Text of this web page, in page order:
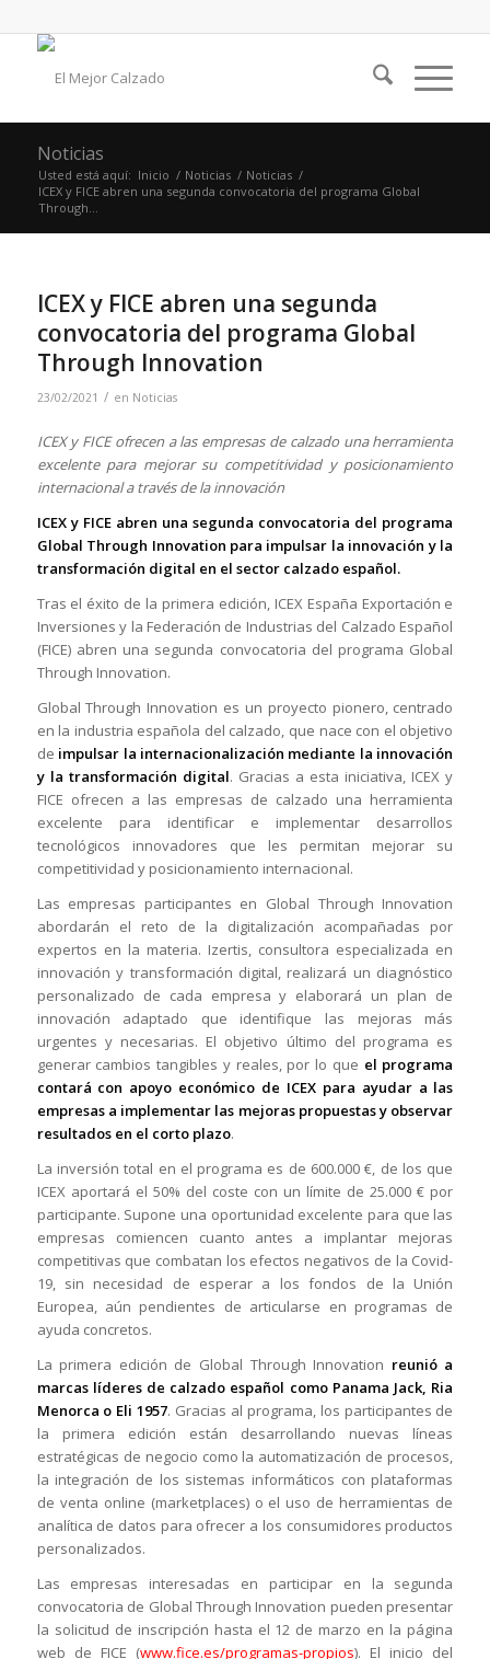
Noticias
Usted está aquí: Inicio / Noticias / Noticias /
ICEX y FICE abren una segunda convocatoria del programa Global
Through...
ICEX y FICE abren una segunda
convocatoria del programa Global
Through Innovation
23/02/2021 / en Noticias
ICEX y FICE ofrecen a las empresas de calzado una herramienta
excelente para mejorar su competitividad y posicionamiento
internacional a través de la innovación
ICEX y FICE abren una segunda convocatoria del programa
Global Through Innovation para impulsar la innovación y la
transformación digital en el sector calzado español.
Tras el éxito de la primera edición, ICEX España Exportación e
Inversiones y la Federación de Industrias del Calzado Español
(FICE) abren una segunda convocatoria del programa Global
Through Innovation.
Global Through Innovation es un proyecto pionero, centrado
en la industria española del calzado, que nace con el objetivo
de impulsar la internacionalización mediante la innovación
y la transformación digital. Gracias a esta iniciativa, ICEX y
FICE ofrecen a las empresas de calzado una herramienta
excelente para identificar e implementar desarrollos
tecnológicos innovadores que les permitan mejorar su
competitividad y posicionamiento internacional.
Las empresas participantes en Global Through Innovation
abordarán el reto de la digitalización acompañadas por
expertos en la materia. Izertis, consultora especializada en
innovación y transformación digital, realizará un diagnóstico
personalizado de cada empresa y elaborará un plan de
innovación adaptado que identifique las mejoras más
urgentes y necesarias. El objetivo último del programa es
generar cambios tangibles y reales, por lo que el programa
contará con apoyo económico de ICEX para ayudar a las
empresas a implementar las mejoras propuestas y observar
resultados en el corto plazo.
La inversión total en el programa es de 600.000 €, de los que
ICEX aportará el 50% del coste con un límite de 25.000 € por
participante. Supone una oportunidad excelente para que las
empresas comiencen cuanto antes a implantar mejoras
competitivas que combatan los efectos negativos de la Covid-
19, sin necesidad de esperar a los fondos de la Unión
Europea, aún pendientes de articularse en programas de
ayuda concretos.
La primera edición de Global Through Innovation reunió a
marcas líderes de calzado español como Panama Jack, Ria
Menorca o Eli 1957. Gracias al programa, los participantes de
la primera edición están desarrollando nuevas líneas
estratégicas de negocio como la automatización de procesos,
la integración de los sistemas informáticos con plataformas
de venta online (marketplaces) o el uso de herramientas de
analítica de datos para ofrecer a los consumidores productos
personalizados.
Las empresas interesadas en participar en la segunda
convocatoria de Global Through Innovation pueden presentar
la solicitud de inscripción hasta el 12 de marzo en la página
web de FICE (www.fice.es/programas-propios). El inicio del